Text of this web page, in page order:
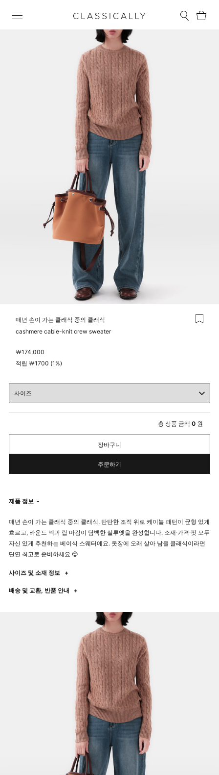
매년 손이 가는 클래식 중의 클래식
cashmere cable-knit crew sweater
￦174,000
적립 ￦1700 (1%)
총 상품 금액 0 원
장바구니
주문하기
제품 정보 -
매년 손이 가는 클래식 중의 클래식. 탄탄한 조직 위로 케이블 패턴이 균형 있게
흐르고, 라운드 넥과 립 마감이 담백한 실루엣을 완성합니다. 소재·가격·핏 모두
자신 있게 추천하는 베이식 스웨터예요. 옷장에 오래 살아 남을 클래식이라면
단연 최고로 준비하세요 😊
사이즈 및 소재 정보 +
배송 및 교환, 반품 안내 +